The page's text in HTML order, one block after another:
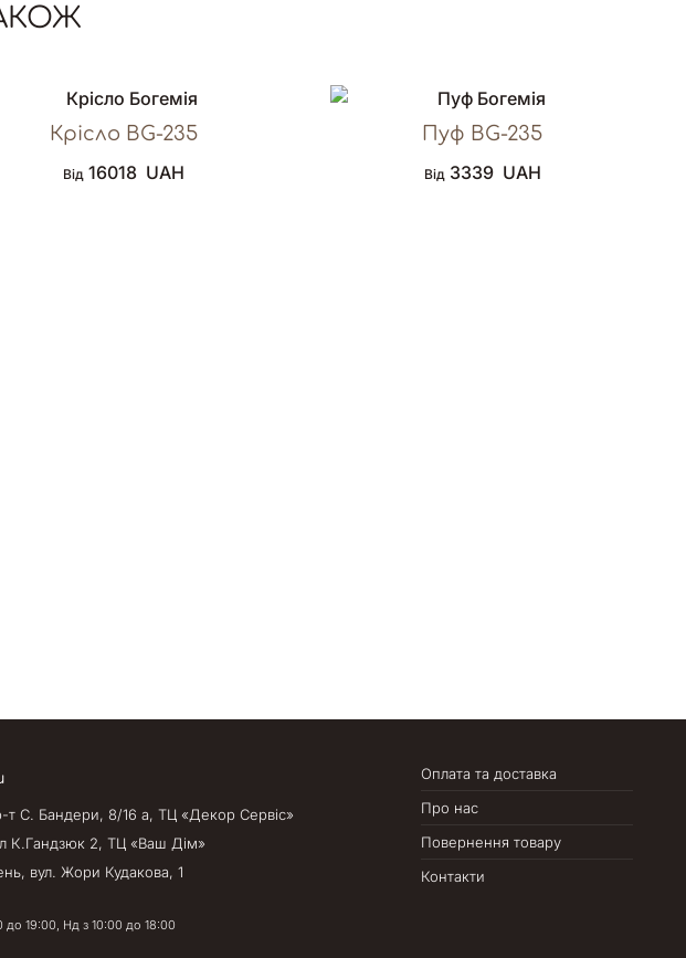
Крісло BG-235
Від 16018 UAH
Пуф BG-235
Від 3339 UAH
т С. Бандери, 8/16 а, ТЦ «Декор Сервіс»
К.Гандзюк 2, ТЦ «Ваш Дім»
вул. Жори Кудакова, 1
до 19:00, Нд з 10:00 до 18:00
Оплата та доставка
Про нас
Повернення товару
Контакти